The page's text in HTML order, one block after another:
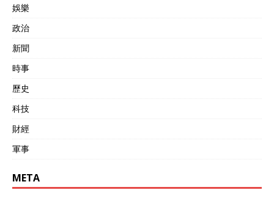
娛樂
政治
新聞
時事
歷史
科技
財經
軍事
META